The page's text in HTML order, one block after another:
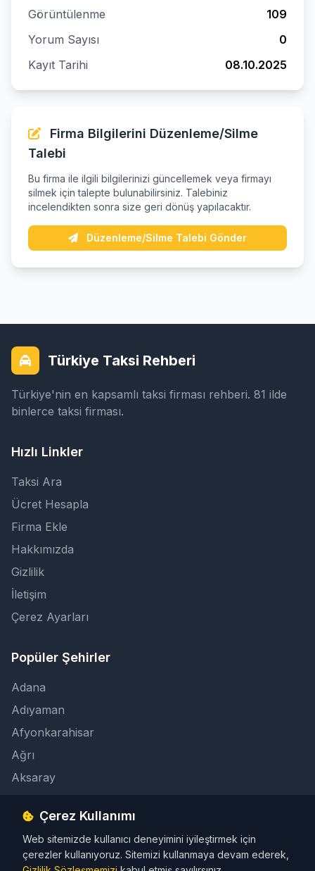
Görüntülenme
109
Yorum Sayısı
0
Kayıt Tarihi
08.10.2025
Firma Bilgilerini Düzenleme/Silme
Talebi
Bu firma ile ilgili bilgilerinizi güncellemek veya firmayı
silmek için talepte bulunabilirsiniz. Talebiniz
incelendikten sonra size geri dönüş yapılacaktır.
Düzenleme/Silme Talebi Gönder
Türkiye Taksi Rehberi
Türkiye'nin en kapsamlı taksi firması rehberi. 81 ilde
binlerce taksi firması.
Hızlı Linkler
Taksi Ara
Ücret Hesapla
Firma Ekle
Hakkımızda
Gizlilik
İletişim
Çerez Ayarları
Popüler Şehirler
Adana
Adıyaman
Afyonkarahisar
Ağrı
Aksaray
İletişim
info@taksicibul.com
Çerez Kullanımı
Web sitemizde kullanıcı deneyimini iyileştirmek için
çerezler kullanıyoruz. Sitemizi kullanmaya devam ederek,